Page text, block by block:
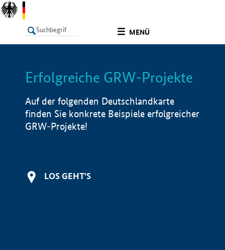
MENÜ
LISTE Info
Erfolgreiche GRW-Projekte
Auf der folgenden Deutschlandkarte
finden Sie konkrete Beispiele erfolgreicher
GRW-Projekte!
LOS GEHT'S